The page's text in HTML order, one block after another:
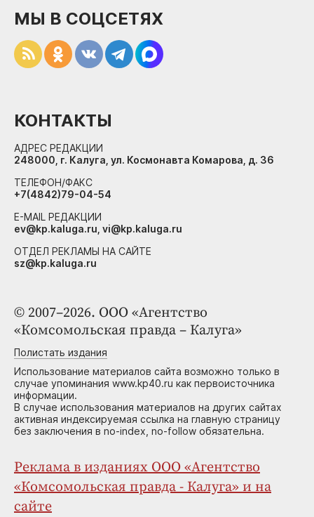
© 2007–2026. ООО «Агентство
«Комсомольская правда – Калуга»
Полистать издания
Использование материалов сайта возможно только в
случае упоминания www.kp40.ru как первоисточника
информации.
В случае использования материалов на других сайтах
активная индексируемая ссылка на главную страницу
без заключения в no-index, no-follow обязательна.
Реклама в изданиях ООО «Агентство
«Комсомольская правда - Калуга» и на
сайте
МЫ В СОЦСЕТЯХ
КОНТАКТЫ
АДРЕС РЕДАКЦИИ
248000, г. Калуга, ул. Космонавта Комарова, д. 36
ТЕЛЕФОН/ФАКС
+7(4842)79-04-54
E-MAIL РЕДАКЦИИ
ev@kp.kaluga.ru, vi@kp.kaluga.ru
ОТДЕЛ РЕКЛАМЫ НА САЙТЕ
sz@kp.kaluga.ru